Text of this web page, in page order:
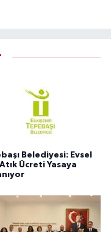
Belediyesi: Evsel
Atık Ücreti Yasaya